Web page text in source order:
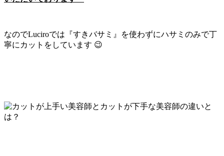
なのでLuciroでは『すきバサミ』を使わずにハサミのみで丁
寧にカットをしています 😉